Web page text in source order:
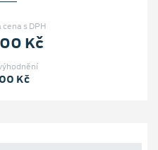
s DPH
Kč
Kč